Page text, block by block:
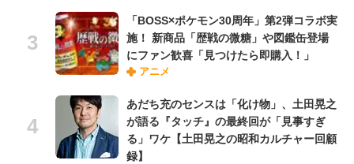
「BOSS×ポケモン30周年」第2弾コラボ実
施！ 新商品「歴戦の微糖」や図鑑缶登場
にファン歓喜「見つけたら即購入！」
アニメ
あだち充のセンスは「化け物」、土田晃之
が語る『タッチ』の最終回が「見事すぎ
る」ワケ【土田晃之の昭和カルチャー回顧
録】